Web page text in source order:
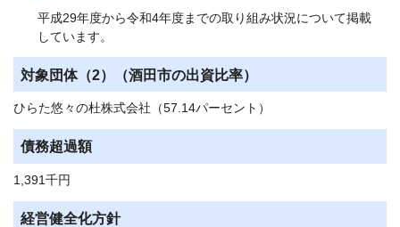
平成29年度から令和4年度までの取り組み状況について掲載
しています。
対象団体（2）（酒田市の出資比率）
ひらた悠々の杜株式会社（57.14パーセント）
債務超過額
1,391千円
経営健全化方針